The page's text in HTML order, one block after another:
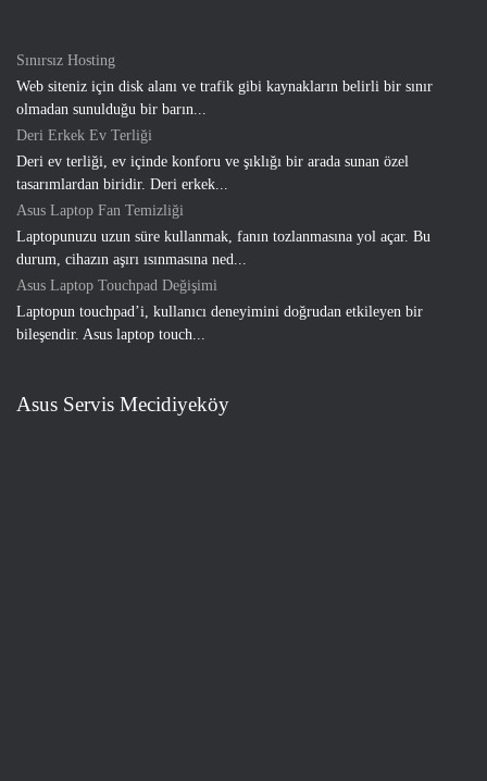
Sınırsız Hosting
Web siteniz için disk alanı ve trafik gibi kaynakların belirli bir sınır
olmadan sunulduğu bir barın...
Deri Erkek Ev Terliği
Deri ev terliği, ev içinde konforu ve şıklığı bir arada sunan özel
tasarımlardan biridir. Deri erkek...
Asus Laptop Fan Temizliği
Laptopunuzu uzun süre kullanmak, fanın tozlanmasına yol açar. Bu
durum, cihazın aşırı ısınmasına ned...
Asus Laptop Touchpad Değişimi
Laptopun touchpad’i, kullanıcı deneyimini doğrudan etkileyen bir
bileşendir. Asus laptop touch...
Asus Servis Mecidiyeköy